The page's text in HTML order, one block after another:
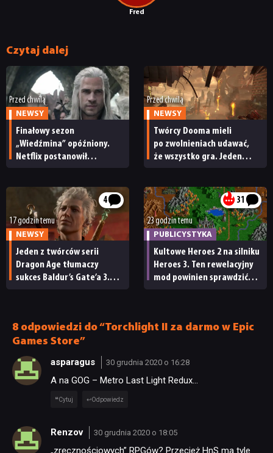
RECENZJE
KULTURA
RETRO
TECHNOLOGIE
DYSKUSJE
JUŻ GRALIŚMY
SKLEP
Fred
Czytaj dalej
Przed chwilą
NEWSY
Finałowy sezon
„Wiedźmina” opóźniony.
Netflix postanowił
Przed chwilą
NEWSY
Twórcy Dooma mieli
po zwolnieniach udawać,
że wszystko gra. Jeden
4
17 godzin temu
NEWSY
Jeden z twórców serii
Dragon Age tłumaczy
sukces Baldur’s Gate’a 3.
31
23 godzin temu
PUBLICYSTYKA
Kultowe Heroes 2 na silniku
Heroes 3. Ten rewelacyjny
mod powinien sprawdzić
8 odpowiedzi do “Torchlight II za darmo w Epic
Games Store”
asparagus 30 grudnia 2020 o 16:28
A na GOG – Metro Last Light Redux…
Cytuj Odpowiedz
Renzov 30 grudnia 2020 o 18:05
„zręcznościowych” RPGów? Przecież HnS ma tyle